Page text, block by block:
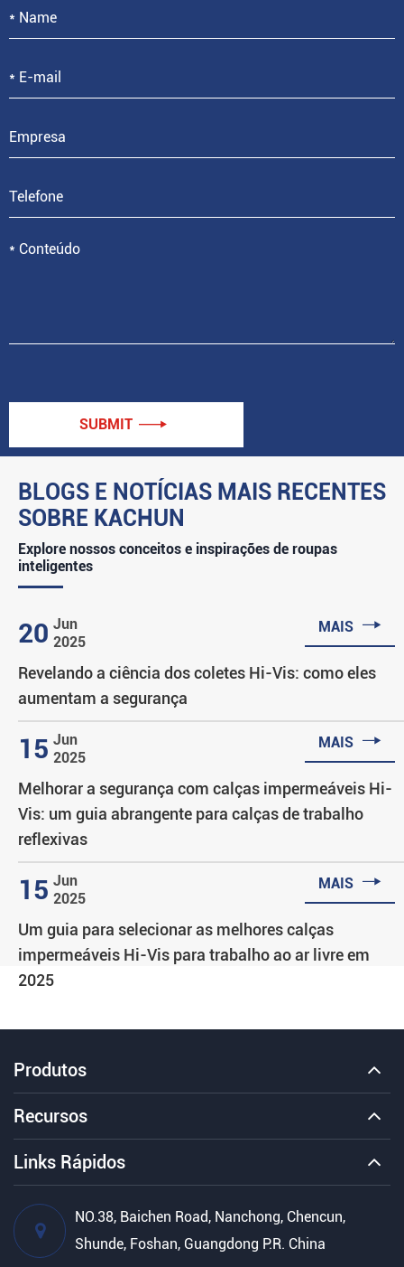
BLOGS E NOTÍCIAS MAIS RECENTES
SOBRE KACHUN
Explore nossos conceitos e inspirações de roupas
inteligentes
20 Jun
2025
MAIS 
Revelando a ciência dos coletes Hi-Vis: como eles
aumentam a segurança
15 Jun
2025
MAIS 
Melhorar a segurança com calças impermeáveis Hi-
Vis: um guia abrangente para calças de trabalho
reflexivas
15 Jun
2025
MAIS 
Um guia para selecionar as melhores calças
impermeáveis Hi-Vis para trabalho ao ar livre em
2025
SUBMIT 
Produtos
Recursos
Links Rápidos
NO.38, Baichen Road, Nanchong, Chencun,
Shunde, Foshan, Guangdong P.R. China